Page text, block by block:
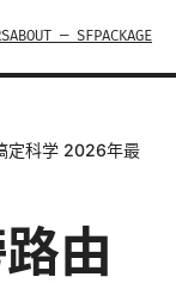
ABOUT — SFPACKAGE
定科学 2026年最
由